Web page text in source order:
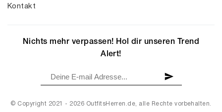
Kontakt
© Copyright 2021 - 2026 OutfitsHerren.de, alle Rechte vorbehalten.
Nichts mehr verpassen! Hol dir unseren Trend
Alert!